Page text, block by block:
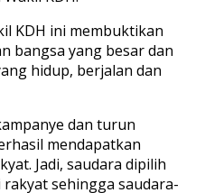
KDH ini membuktikan
bangsa yang besar dan
hidup, berjalan dan
dan turun
mendapatkan
Jadi, saudara dipilih
sehingga saudara-